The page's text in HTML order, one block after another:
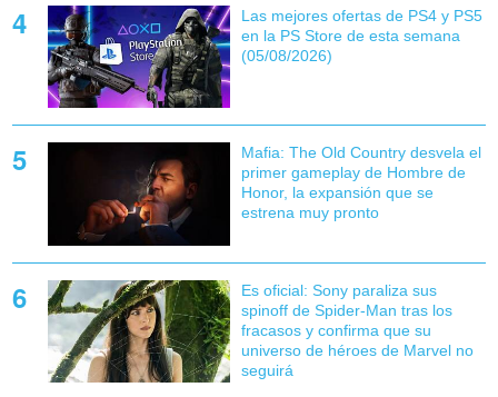
Las mejores ofertas de PS4 y PS5
en la PS Store de esta semana
(05/08/2026)
Mafia: The Old Country desvela el
primer gameplay de Hombre de
Honor, la expansión que se
estrena muy pronto
Es oficial: Sony paraliza sus
spinoff de Spider-Man tras los
fracasos y confirma que su
universo de héroes de Marvel no
seguirá